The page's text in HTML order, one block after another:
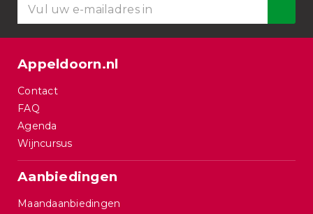
Appeldoorn.nl
Contact
FAQ
Agenda
Wijncursus
Aanbiedingen
Maandaanbiedingen